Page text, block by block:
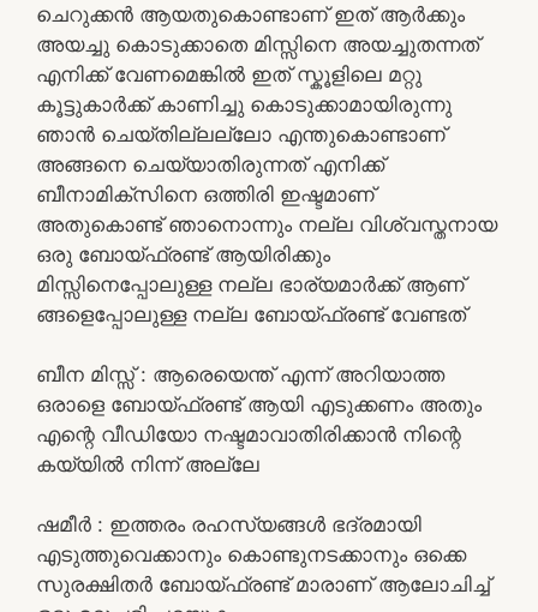
ചെറുക്കൻ ആയതുകൊണ്ടാണ് ഇത് ആർക്കും
അയച്ചു കൊടുക്കാതെ മിസ്സിനെ അയച്ചുതന്നത്
എനിക്ക് വേണമെങ്കിൽ ഇത് സ്കൂളിലെ മറ്റു
കൂട്ടുകാർക്ക് കാണിച്ചു കൊടുക്കാമായിരുന്നു
ഞാൻ ചെയ്തില്ലല്ലോ എന്തുകൊണ്ടാണ്
അങ്ങനെ ചെയ്യാതിരുന്നത് എനിക്ക്
ബീനാമിക്സിനെ ഒത്തിരി ഇഷ്ടമാണ്
അതുകൊണ്ട് ഞാനൊന്നും നല്ല വിശ്വസ്തനായ
ഒരു ബോയ്ഫ്രണ്ട് ആയിരിക്കും
മിസ്സിനെപ്പോലുള്ള നല്ല ഭാര്യമാർക്ക് ആണ്
ങ്ങളെപ്പോലുള്ള നല്ല ബോയ്ഫ്രണ്ട് വേണ്ടത്
ബീന മിസ്സ്‌ : ആരെയെന്ത് എന്ന് അറിയാത്ത
ഒരാളെ ബോയ്ഫ്രണ്ട് ആയി എടുക്കണം അതും
എന്റെ വീഡിയോ നഷ്ടമാവാതിരിക്കാൻ നിന്റെ
കയ്യിൽ നിന്ന് അല്ലേ
ഷമീർ : ഇത്തരം രഹസ്യങ്ങൾ ഭദ്രമായി
എടുത്തുവെക്കാനും കൊണ്ടുനടക്കാനും ഒക്കെ
സുരക്ഷിതർ ബോയ്ഫ്രണ്ട് മാരാണ് ആലോചിച്ച്